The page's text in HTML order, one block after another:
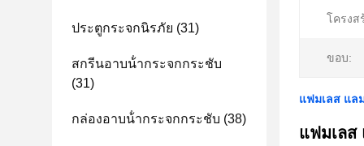
ประตูกระจกนิรภัย (31)
สกรีนอาบน้ํากระจกกระชับ
(31)
กล่องอาบน้ํากระจกกระชับ (38)
โครงส
ขอบ:
แฟมเลส แล
แฟมเลส